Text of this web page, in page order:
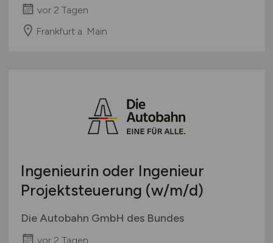
vor 2 Tagen
Frankfurt a. Main
Ingenieurin oder Ingenieur
Projektsteuerung (w/m/d)
Die Autobahn GmbH des Bundes
vor 2 Tagen